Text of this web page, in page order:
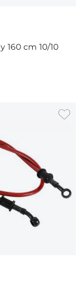
160 cm 10/10